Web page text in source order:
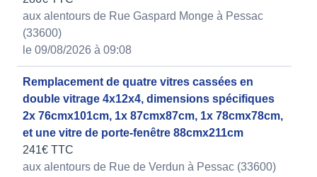
aux alentours de Rue Gaspard Monge à Pessac
(33600)
le 09/08/2026 à 09:08
Remplacement de quatre vitres cassées en
double vitrage 4x12x4, dimensions spécifiques
2x 76cmx101cm, 1x 87cmx87cm, 1x 78cmx78cm,
et une vitre de porte-fenêtre 88cmx211cm
241€ TTC
aux alentours de Rue de Verdun à Pessac (33600)